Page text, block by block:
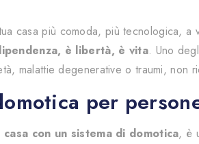
casa più comoda, più tecnologica,
è libertà, è vita. Uno
malattie degenerative o traumi, non
per
casa con un sistema di domotica, è